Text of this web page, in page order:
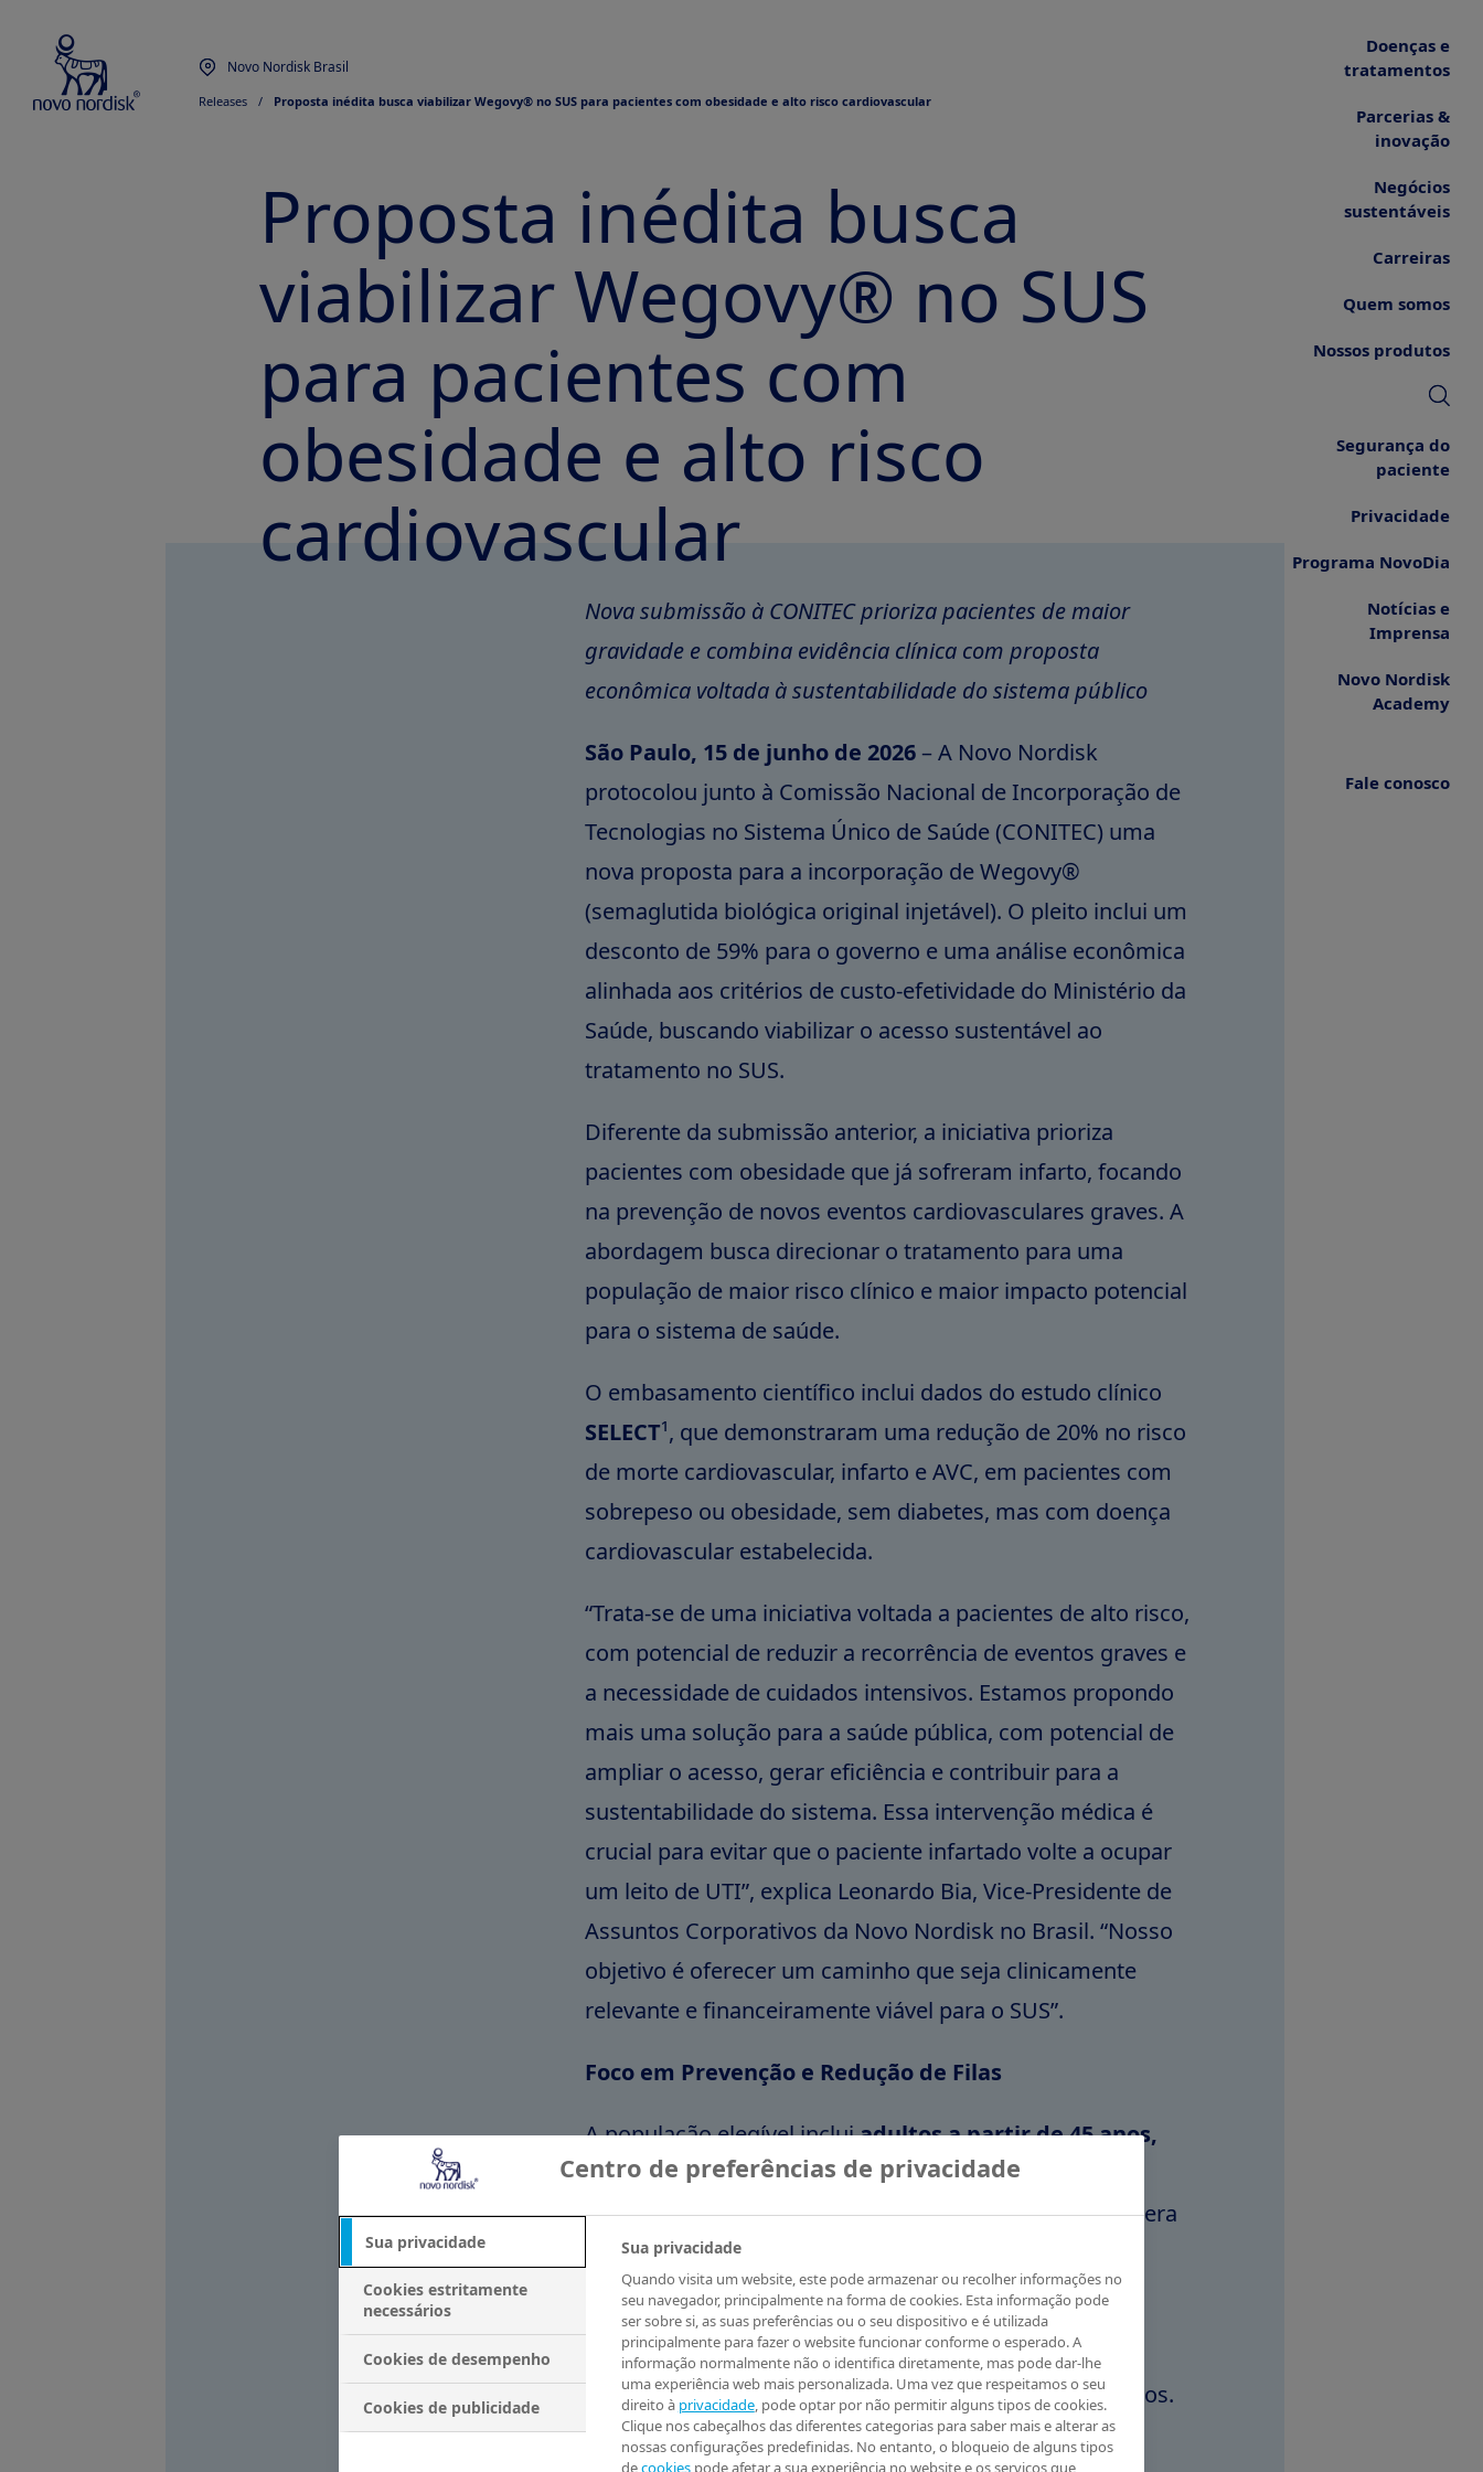
Novo Nordisk Brasil
Releases
  /
Proposta inédita busca viabilizar Wegovy® no SUS para pacientes com obesidade e alto risco cardiovascular
Doenças e
tratamentos
Parcerias &
inovação
Negócios
sustentáveis
Carreiras
Quem somos
Nossos produtos
Segurança do
paciente
Privacidade
Programa NovoDia
Notícias e
Imprensa
Novo Nordisk
Academy
Fale conosco
Proposta inédita busca
viabilizar Wegovy® no SUS
para pacientes com
obesidade e alto risco
cardiovascular
Nova submissão à CONITEC prioriza pacientes de maior
gravidade e combina evidência clínica com proposta
econômica voltada à sustentabilidade do sistema público
São Paulo, 15 de junho de 2026 – A Novo Nordisk
protocolou junto à Comissão Nacional de Incorporação de
Tecnologias no Sistema Único de Saúde (CONITEC) uma
nova proposta para a incorporação de Wegovy®
(semaglutida biológica original injetável). O pleito inclui um
desconto de 59% para o governo e uma análise econômica
alinhada aos critérios de custo-efetividade do Ministério da
Saúde, buscando viabilizar o acesso sustentável ao
tratamento no SUS.
Diferente da submissão anterior, a iniciativa prioriza
pacientes com obesidade que já sofreram infarto, focando
na prevenção de novos eventos cardiovasculares graves. A
abordagem busca direcionar o tratamento para uma
população de maior risco clínico e maior impacto potencial
para o sistema de saúde.
O embasamento científico inclui dados do estudo clínico
SELECT¹, que demonstraram uma redução de 20% no risco
de morte cardiovascular, infarto e AVC, em pacientes com
sobrepeso ou obesidade, sem diabetes, mas com doença
cardiovascular estabelecida.
“Trata-se de uma iniciativa voltada a pacientes de alto risco,
com potencial de reduzir a recorrência de eventos graves e
a necessidade de cuidados intensivos. Estamos propondo
mais uma solução para a saúde pública, com potencial de
ampliar o acesso, gerar eficiência e contribuir para a
sustentabilidade do sistema. Essa intervenção médica é
crucial para evitar que o paciente infartado volte a ocupar
um leito de UTI”, explica Leonardo Bia, Vice-Presidente de
Assuntos Corporativos da Novo Nordisk no Brasil. “Nosso
objetivo é oferecer um caminho que seja clinicamente
relevante e financeiramente viável para o SUS”.
Foco em Prevenção e Redução de Filas
A população elegível incluiadultos a partir de 45 anos,
com IMC entre 30 e 40, sem diabetes, mas com
histórico comprovado de infarto. A estratégia considera
que a prevenção secundária nesse grupo pode reduzir
internações de alta complexidade e a pressão sobre o
sistema público de saúde.
Atualmente, a obesidade atinge 60 milhões de brasileiros.
“Tratar o paciente de alto risco cardiovascular é uma
Centro de preferências de privacidade
Sua privacidade
Cookies estritamente
necessários
Cookies de desempenho
Cookies de publicidade
Sua privacidade
Quando visita um website, este pode armazenar ou recolher informações no
seu navegador, principalmente na forma de cookies. Esta informação pode
ser sobre si, as suas preferências ou o seu dispositivo e é utilizada
principalmente para fazer o website funcionar conforme o esperado. A
informação normalmente não o identifica diretamente, mas pode dar-lhe
uma experiência web mais personalizada. Uma vez que respeitamos o seu
direito à privacidade, pode optar por não permitir alguns tipos de cookies.
Clique nos cabeçalhos das diferentes categorias para saber mais e alterar as
nossas configurações predefinidas. No entanto, o bloqueio de alguns tipos
decookiespode afetar a sua experiência no website e os serviços que